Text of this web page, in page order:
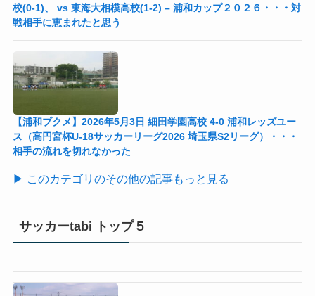
校(0-1)、 vs 東海大相模高校(1-2) – 浦和カップ２０２６・・・対
戦相手に恵まれたと思う
【浦和ブクメ】2026年5月3日 細田学園高校 4-0 浦和レッズユー
ス（高円宮杯U-18サッカーリーグ2026 埼玉県S2リーグ）・・・
相手の流れを切れなかった
▶ このカテゴリのその他の記事もっと見る
サッカーtabi トップ５